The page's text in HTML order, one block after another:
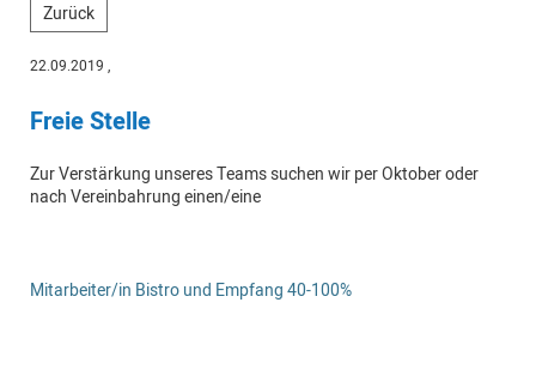
Zurück
22.09.2019 ,
Freie Stelle
Zur Verstärkung unseres Teams suchen wir per Oktober oder
nach Vereinbahrung einen/eine
Mitarbeiter/in Bistro und Empfang 40-100%